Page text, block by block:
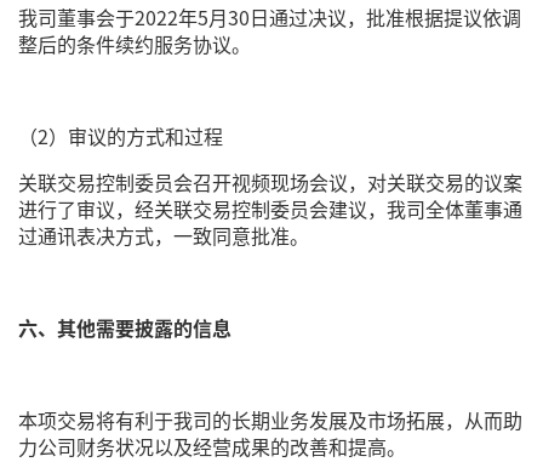
我司董事会于2022年5月30日通过决议，批准根据提议依调
整后的条件续约服务协议。
（2）审议的方式和过程
关联交易控制委员会召开视频现场会议，对关联交易的议案
进行了审议，经关联交易控制委员会建议，我司全体董事通
过通讯表决方式，一致同意批准。
六、其他需要披露的信息
本项交易将有利于我司的长期业务发展及市场拓展，从而助
力公司财务状况以及经营成果的改善和提高。